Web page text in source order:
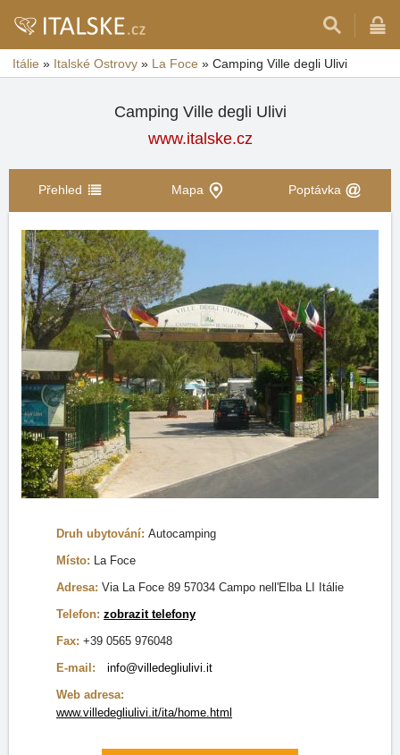
Itálie » Italské Ostrovy » La Foce » Camping Ville degli Ulivi
Camping Ville degli Ulivi
www.italske.cz
Přehled Mapa Poptávka
Druh ubytování: Autocamping
Místo: La Foce
Adresa: Via La Foce 89 57034 Campo nell'Elba LI Itálie
Telefon: zobrazit telefony
Fax: +39 0565 976048
E-mail:
info@villedegliulivi.it
Web adresa:
www.villedegliulivi.it/ita/home.html